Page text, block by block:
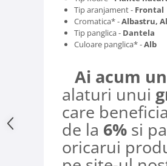
Tip aranjament - Frontal
Cromatica* -Albastru,
Tip panglica - Dantela
Culoare panglica* -Alb
Ai acum
alaturi unui
care
de la 6% si
oricarui